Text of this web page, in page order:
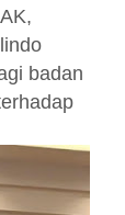
badan